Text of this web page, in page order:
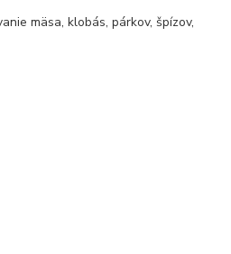
mäsa, klobás, párkov, špízov,